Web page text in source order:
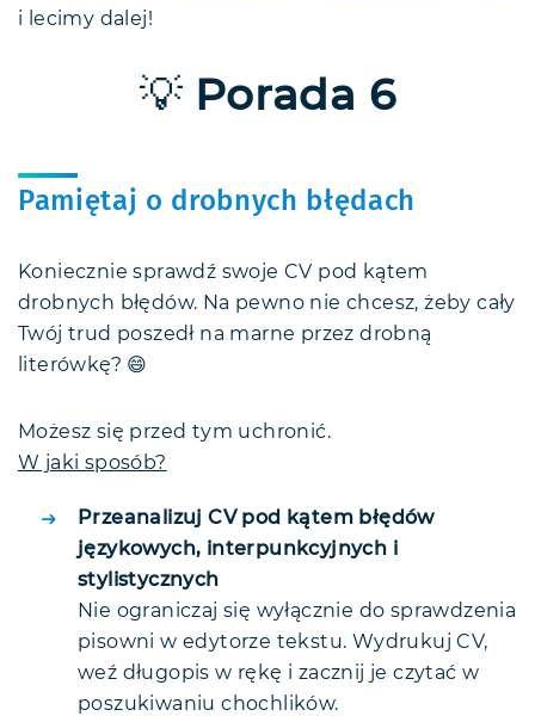
i lecimy dalej!
💡 Porada 6
Pamiętaj o drobnych błędach
Koniecznie sprawdź swoje CV pod kątem
drobnych błędów. Na pewno nie chcesz, żeby cały
Twój trud poszedł na marne przez drobną
literówkę? 😄
Możesz się przed tym uchronić.
W jaki sposób?
Przeanalizuj CV pod kątem błędów
językowych, interpunkcyjnych i
stylistycznych
Nie ograniczaj się wyłącznie do sprawdzenia
pisowni w edytorze tekstu. Wydrukuj CV,
weź długopis w rękę i zacznij je czytać w
poszukiwaniu chochlików.